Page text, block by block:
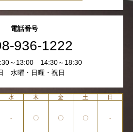
電話番号
936-1222
～13:00 14:30～18:30
水曜・日曜・祝日
水 木 金 土
日
- 〇 〇 〇 -